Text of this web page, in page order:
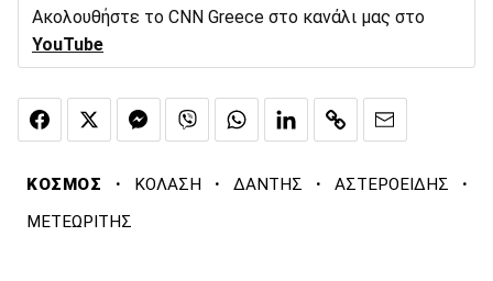
Ακολουθήστε το CNN Greece στο κανάλι μας στο
YouTube
ΚΟΣΜΟΣ · ΚΟΛΑΣΗ · ΔΑΝΤΗΣ · ΑΣΤΕΡΟΕΙΔΗΣ ·
ΜΕΤΕΩΡΙΤΗΣ